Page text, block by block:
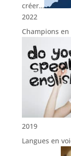
créer…
2022
Champions
2019
Langues en